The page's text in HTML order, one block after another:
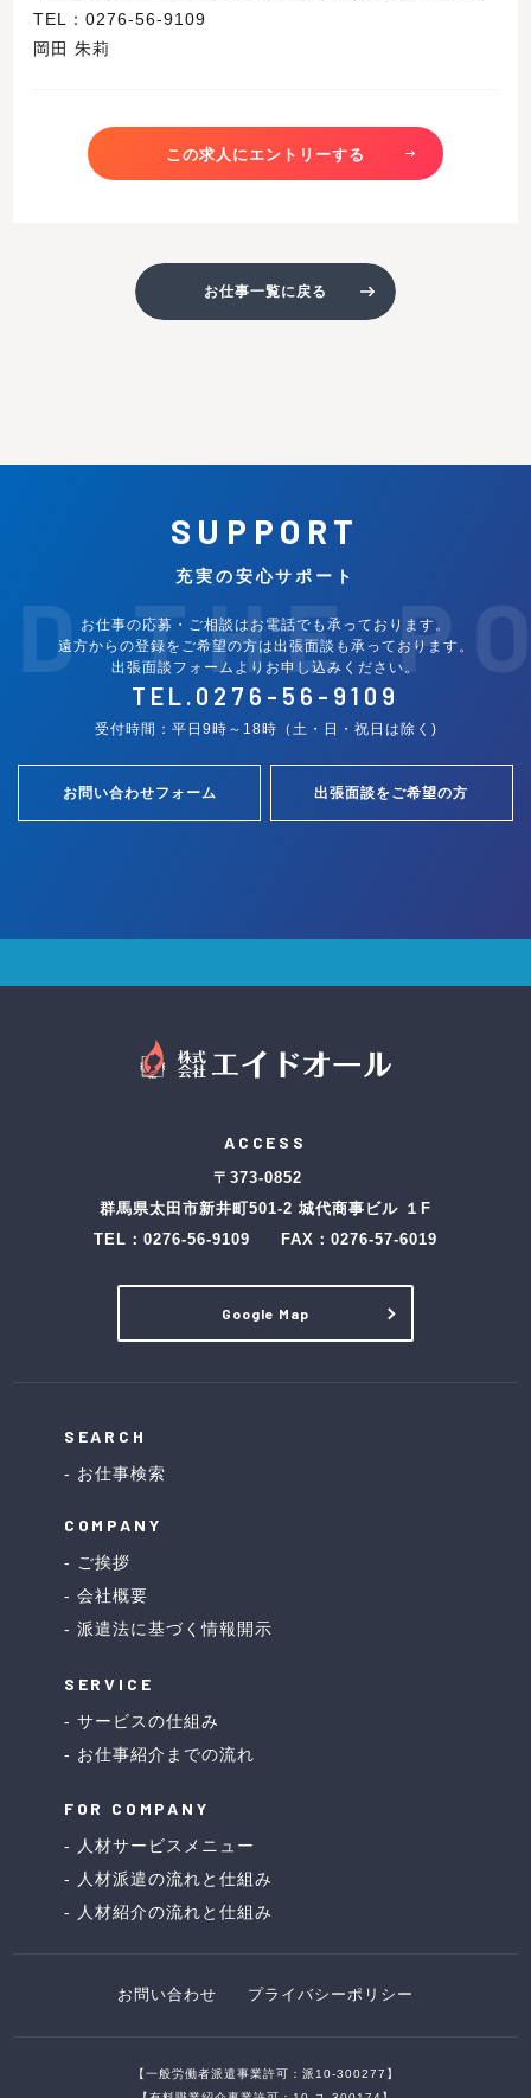
TEL：0276-56-9109
岡田 朱莉
この求人にエントリーする
お仕事一覧に戻る
THE
SUPPORT
充実の安心サポート
お仕事の応募・ご相談はお電話でも承っております。
遠方からの登録をご希望の方は出張面談も承っております。
出張面談フォームよりお申し込みください。
TEL. 0276-56-9109
受付時間：平日9時～18時（土・日・祝日は除く)
お問い合わせフォーム 出張面談をご希望の方
ACCESS
〒373-0852
群馬県太田市新井町501-2 城代商事ビル １F
TEL： 0276-56-9109 FAX：0276-57-6019
Google Map
SEARCH
お仕事検索
COMPANY
ご挨拶
会社概要
派遣法に基づく情報開示
SERVICE
サービスの仕組み
お仕事紹介までの流れ
FOR COMPANY
人材サービスメニュー
人材派遣の流れと仕組み
人材紹介の流れと仕組み
お問い合わせ プライバシーポリシー
【一般労働者派遣事業許可：派10-300277】